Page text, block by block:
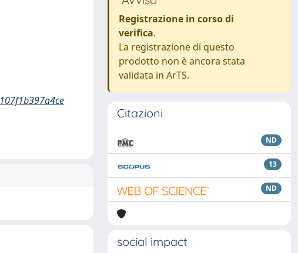
Registrazione in corso di
verifica.
La registrazione di questo
prodotto non è ancora stata
validata in ArTS.
Citazioni
ND
13
ND
social impact